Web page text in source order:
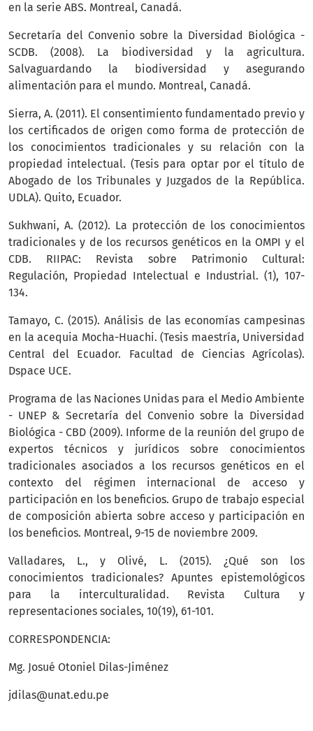
en la serie ABS. Montreal, Canadá.
Secretaría del Convenio sobre la Diversidad Biológica -
SCDB. (2008). La biodiversidad y la agricultura.
Salvaguardando la biodiversidad y asegurando
alimentación para el mundo. Montreal, Canadá.
Sierra, A. (2011). El consentimiento fundamentado previo y
los certificados de origen como forma de protección de
los conocimientos tradicionales y su relación con la
propiedad intelectual. (Tesis para optar por el título de
Abogado de los Tribunales y Juzgados de la República.
UDLA). Quito, Ecuador.
Sukhwani, A. (2012). La protección de los conocimientos
tradicionales y de los recursos genéticos en la OMPI y el
CDB. RIIPAC: Revista sobre Patrimonio Cultural:
Regulación, Propiedad Intelectual e Industrial. (1), 107-
134.
Tamayo, C. (2015). Análisis de las economías campesinas
en la acequia Mocha-Huachi. (Tesis maestría, Universidad
Central del Ecuador. Facultad de Ciencias Agrícolas).
Dspace UCE.
Programa de las Naciones Unidas para el Medio Ambiente
- UNEP & Secretaría del Convenio sobre la Diversidad
Biológica - CBD (2009). Informe de la reunión del grupo de
expertos técnicos y jurídicos sobre conocimientos
tradicionales asociados a los recursos genéticos en el
contexto del régimen internacional de acceso y
participación en los beneficios. Grupo de trabajo especial
de composición abierta sobre acceso y participación en
los beneficios. Montreal, 9-15 de noviembre 2009.
Valladares, L., y Olivé, L. (2015). ¿Qué son los
conocimientos tradicionales? Apuntes epistemológicos
para la interculturalidad. Revista Cultura y
representaciones sociales, 10(19), 61-101.
CORRESPONDENCIA:
Mg. Josué Otoniel Dilas-Jiménez
jdilas@unat.edu.pe